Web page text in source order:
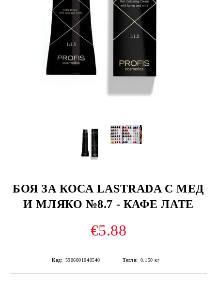
БОЯ ЗА КОСА LASTRADA С МЕД
И МЛЯКО №8.7 - КАФЕ ЛАТЕ
€5.88
Код: 5906801040540 Тегло: 0.150 кг